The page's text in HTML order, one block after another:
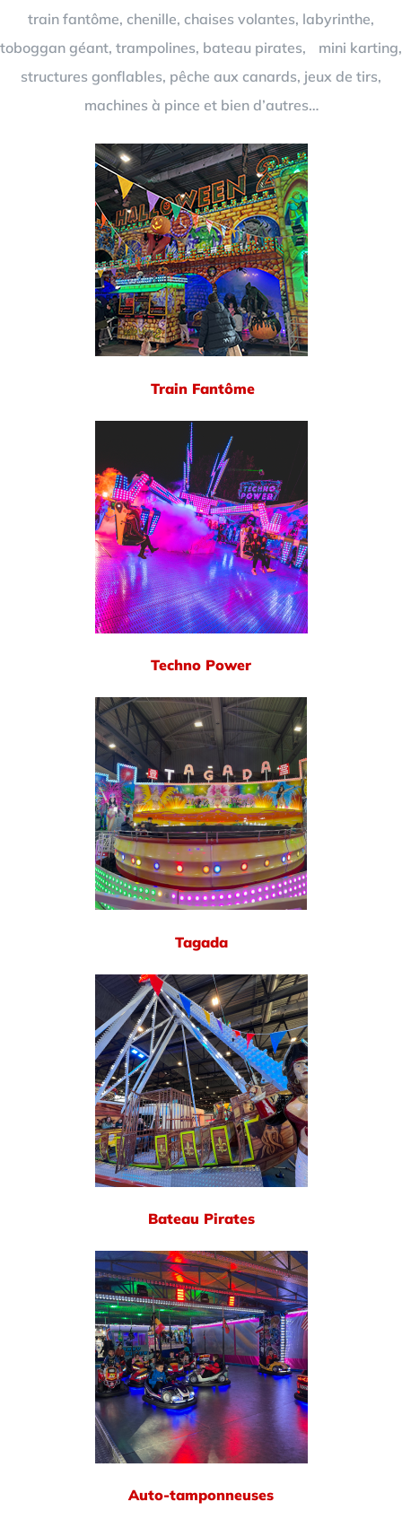
train fantôme, chenille, chaises volantes, labyrinthe,
toboggan géant, trampolines, bateau pirates, mini karting,
structures gonflables, pêche aux canards, jeux de tirs,
machines à pince et bien d’autres…
Train Fantôme
Techno Power
Tagada
Bateau Pirates
Auto-tamponneuses